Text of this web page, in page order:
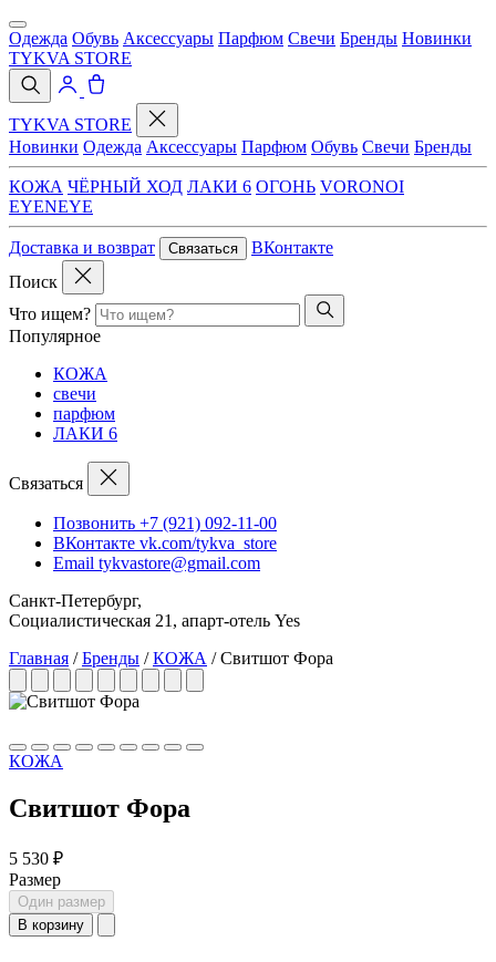
Одежда Обувь Аксессуары Парфюм Свечи Бренды Новинки
TYKVA STORE
TYKVA STORE
Новинки Одежда Аксессуары Парфюм Обувь Свечи Бренды
КОЖА ЧЁРНЫЙ ХОД ЛАКИ 6 ОГОНЬ VORONOI
EYENEYE
Доставка и возврат Связаться
ВКонтакте
Поиск
Что ищем?
Популярное
КОЖА
свечи
парфюм
ЛАКИ 6
Связаться
Позвонить +7 (921) 092-11-00
ВКонтакте vk.com/tykva_store
Email tykvastore@gmail.com
Санкт-Петербург,
Социалистическая 21, апарт-отель Yes
Главная / Бренды / КОЖА / Свитшот Фора
КОЖА
Свитшот Фора
5 530 ₽
Размер
Один размер
В корзину